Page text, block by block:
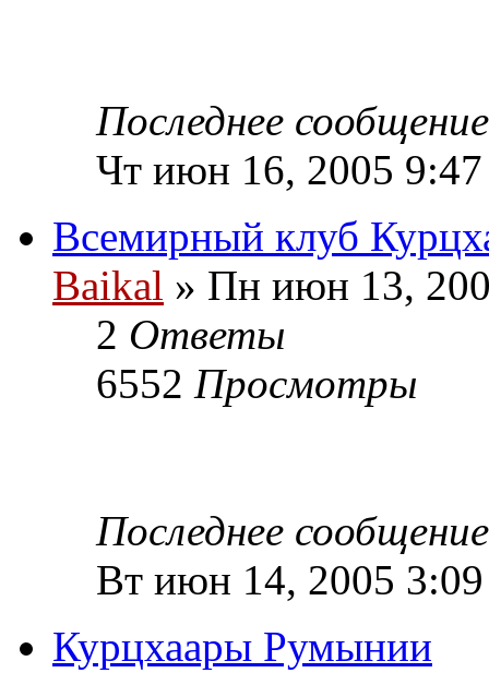
Последнее
Чт июн 16, 2005
Всемирный клуб
Baikal » Пн июн 13,
2 Ответы
6552 Просмотры
Последнее
Вт июн 14, 2005
Курцхаары Румынии